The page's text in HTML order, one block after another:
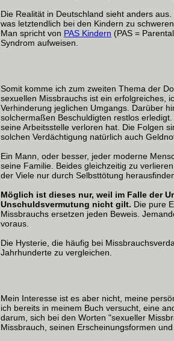
Die Realität in Deutschland sieht anders
was letztendlich bei den Kindern zu
Man spricht von PAS Kindern (PAS =
Syndrom aufweisen.
Somit komme ich zum zweiten Thema der
sexuellen Missbrauchs ist ein erfolgreiches,
Verhinderung jeglichen Umgangs. Darüber
solchermaßen Beschuldigten restlos
seine Arbeitsstelle verloren hat. Die Folgen
solchen Verdächtigung natürlich auch
Ein Mann, oder besser, jeder moderne
seine Familie. Beides gleichzeitig zu
der Viele nur durch Selbsttötung
Möglich ist dieses nur, weil im Falle der
Unschuldsvermutung nicht gilt. Die pure
Missbrauchs ersetzen jeden Beweis.
voraus.
Die Hysterie, die häufig bei
Jahrhunderte zu vergleichen.
Mein Interesse ist es aber nicht, meine
ich bereits in meinem Buch versucht, eine
darum, sich bei den Worten "sexueller
Missbrauch, seinen Erscheinungsformen